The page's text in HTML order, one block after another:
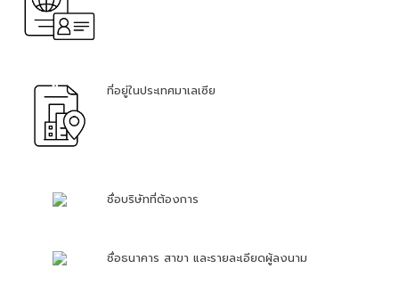
ที่อยู่ในประเทศมาเลเซีย
ชื่อบริษัทที่ต้องการ
ชื่อธนาคาร สาขา และรายละเอียดผู้ลงนาม